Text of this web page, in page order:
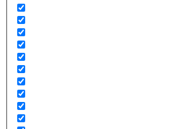
Telegram